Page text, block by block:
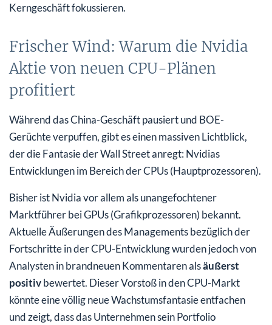
Kerngeschäft fokussieren.
Frischer Wind: Warum die Nvidia
Aktie von neuen CPU-Plänen
profitiert
Während das China-Geschäft pausiert und BOE-
Gerüchte verpuffen, gibt es einen massiven Lichtblick,
der die Fantasie der Wall Street anregt: Nvidias
Entwicklungen im Bereich der CPUs (Hauptprozessoren).
Bisher ist Nvidia vor allem als unangefochtener
Marktführer bei GPUs (Grafikprozessoren) bekannt.
Aktuelle Äußerungen des Managements bezüglich der
Fortschritte in der CPU-Entwicklung wurden jedoch von
Analysten in brandneuen Kommentaren alsäußerst
positivbewertet. Dieser Vorstoß in den CPU-Markt
könnte eine völlig neue Wachstumsfantasie entfachen
und zeigt, dass das Unternehmen sein Portfolio